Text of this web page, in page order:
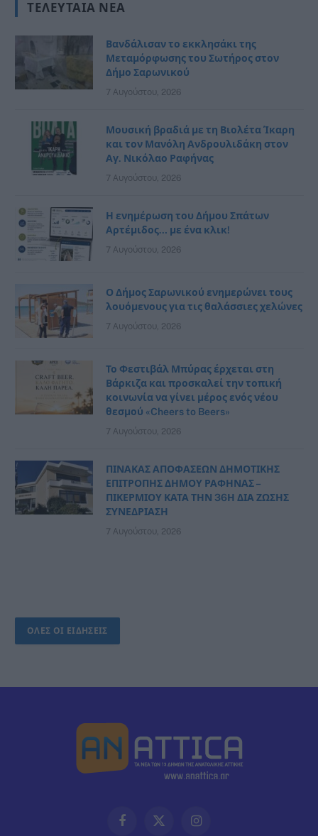
ΤΕΛΕΥΤΑΊΑ ΝΈΑ
Βανδάλισαν το εκκλησάκι της
Μεταμόρφωσης του Σωτήρος στον
Δήμο Σαρωνικού
7 Αυγούστου, 2026
Μουσική βραδιά με τη Βιολέτα Ίκαρη
και τον Μανόλη Ανδρουλιδάκη στον
Αγ. Νικόλαο Ραφήνας
7 Αυγούστου, 2026
Η ενημέρωση του Δήμου Σπάτων
Αρτέμιδος… με ένα κλικ!
7 Αυγούστου, 2026
Ο Δήμος Σαρωνικού ενημερώνει τους
λουόμενους για τις θαλάσσιες χελώνες
7 Αυγούστου, 2026
Το Φεστιβάλ Μπύρας έρχεται στη
Βάρκιζα και προσκαλεί την τοπική
κοινωνία να γίνει μέρος ενός νέου
θεσμού «Cheers to Beers»
7 Αυγούστου, 2026
ΠΙΝΑΚΑΣ ΑΠΟΦΑΣΕΩΝ ΔΗΜΟΤΙΚΗΣ
ΕΠΙΤΡΟΠΗΣ ΔΗΜΟΥ ΡΑΦΗΝΑΣ –
ΠΙΚΕΡΜΙΟΥ ΚΑΤΑ ΤΗΝ 36Η ΔΙΑ ΖΩΣΗΣ
ΣΥΝΕΔΡΙΑΣΗ
7 Αυγούστου, 2026
ΟΛΕΣ ΟΙ ΕΙΔΗΣΕΙΣ
FacebookX
Instagram